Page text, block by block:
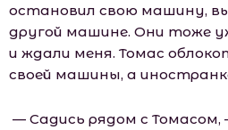
остановил свою машину,
другой машине. Они тоже
и ждали меня. Томас
своей машины, а
— Садись рядом с Томасом,